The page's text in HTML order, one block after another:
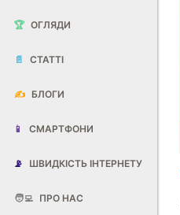
🏆 ОГЛЯДИ
📄 СТАТТІ
✍️ БЛОГИ
📱 СМАРТФОНИ
📡 ШВИДКІСТЬ ІНТЕРНЕТУ
🧑‍💻 ПРО НАС